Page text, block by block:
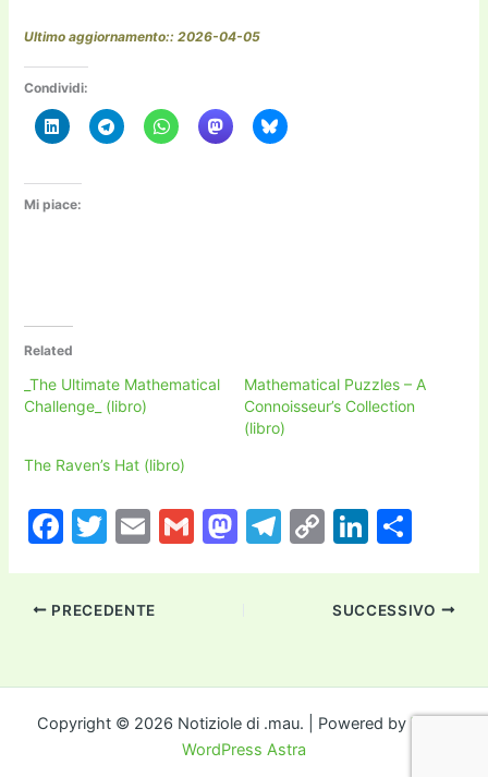
Ultimo aggiornamento:: 2026-04-05
Condividi:
Mi piace:
Related
_The Ultimate Mathematical
Challenge_ (libro)
Mathematical Puzzles – A
Connoisseur’s Collection
(libro)
The Raven’s Hat (libro)
F
c
e
o
o
T
itt
er
E
ai
l
G
M
o
n
T
m
C
p
y
n
k
Li
k
e
n
n
di
di
PRECEDENTE SUCCESSIVO
Copyright © 2026 Notiziole di .mau. | Powered by Tema
WordPress Astra